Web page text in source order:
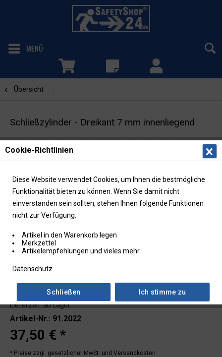
MENÜ
Übersicht
Schließzylinder - Dreikant 7 mm innenliegend
Profil-Halbzylinder für Wandschränke für
Feuerwehrpläne
Lieferzeit: ab Lager
Artikel-Nr.: 91.2022
37,50 € *
* Preise zzgl. gesetzlicher MwSt. und Versandkosten
Cookie-Richtlinien
Diese Website verwendet Cookies, um Ihnen die bestmögliche
Funktionalität bieten zu können. Wenn Sie damit nicht
einverstanden sein sollten, stehen Ihnen folgende Funktionen
nicht zur Verfügung:
Artikel in den Warenkorb legen
Merkzettel
Artikelempfehlungen und vieles mehr
Datenschutz
Ich stimme zu
Schließen